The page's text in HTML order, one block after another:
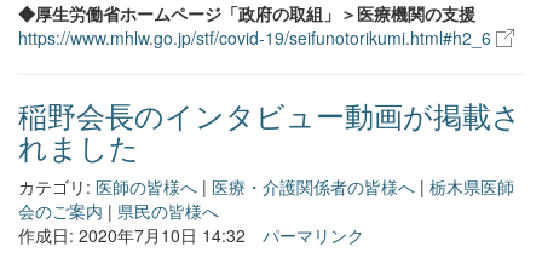
◆厚生労働省ホームページ「政府の取組」＞医療機関の支援
https://www.mhlw.go.jp/stf/covid-19/seifunotorikumi.html#h2_6
稲野会長のインタビュー動画が掲載さ
れました
カテゴリ: 医師の皆様へ | 医療・介護関係者の皆様へ | 栃木県医師
会のご案内 | 県民の皆様へ
作成日: 2020年7月10日 14:32
パーマリンク